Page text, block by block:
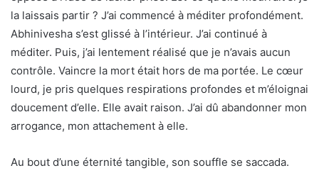
la laissais partir ? J’ai commencé à méditer profondément.
Abhinivesha s’est glissé à l’intérieur. J’ai continué à
méditer. Puis, j’ai lentement réalisé que je n’avais aucun
contrôle. Vaincre la mort était hors de ma portée. Le cœur
lourd, je pris quelques respirations profondes et m’éloignai
doucement d’elle. Elle avait raison. J’ai dû abandonner mon
arrogance, mon attachement à elle.
Au bout d’une éternité tangible, son souffle se saccada.